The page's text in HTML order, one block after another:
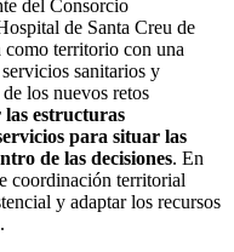
del Consorcio
de Santa Creu de
territorio con una
sanitarios y
los nuevos retos
estructuras
para situar las
de las decisiones. En
coordinación territorial
y adaptar los recursos